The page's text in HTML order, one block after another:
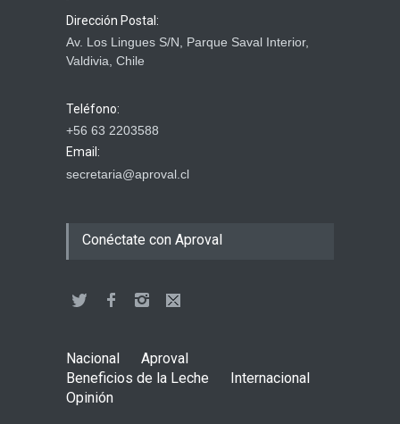
Dirección Postal:
Av. Los Lingues S/N, Parque Saval Interior,
Valdivia, Chile
Teléfono:
+56 63 2203588
Email:
secretaria@aproval.cl
Conéctate con Aproval
Nacional
Aproval
Beneficios de la Leche
Internacional
Opinión